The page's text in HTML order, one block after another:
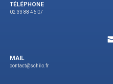
TÉLÉPHONE
02 33 88 46 07
MAIL
contact@schilo.fr